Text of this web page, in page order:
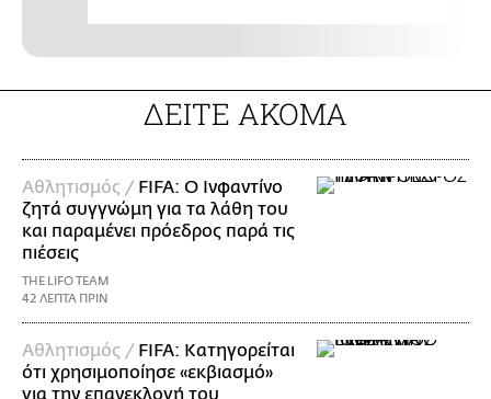
ΔΕΙΤΕ ΑΚΟΜΑ
Αθλητισμός / FIFA: Ο Ινφαντίνο
ζητά συγγνώμη για τα λάθη του
και παραμένει πρόεδρος παρά τις
πιέσεις
THE LIFO TEAM
42 ΛΕΠΤΑ ΠΡΙΝ
Αθλητισμός / FIFA: Κατηγορείται
ότι χρησιμοποίησε «εκβιασμό»
για την επανεκλογή του